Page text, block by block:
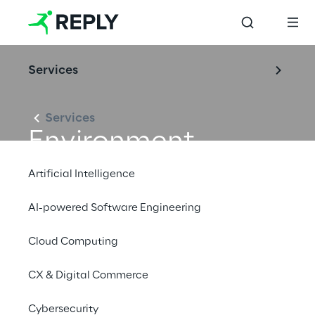
Services
Services
Artificial Intelligence
AI-powered Software Engineering
Cloud Computing
CX & Digital Commerce
Cybersecurity
Environment